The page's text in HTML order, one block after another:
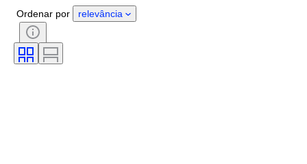
Certificação
Técnica
Assinatura
Encadernação
Idioma
Ordenar por relevância